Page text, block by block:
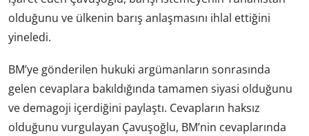
olduğunu ve ülkenin barış anlaşmasını ihlal ettiğini
yineledi.
BM’ye gönderilen hukuki argümanların sonrasında
gelen cevaplara bakıldığında tamamen siyasi olduğunu
ve demagoji içerdiğini paylaştı. Cevapların haksız
olduğunu vurgulayan Çavuşoğlu, BM’nin cevaplarında